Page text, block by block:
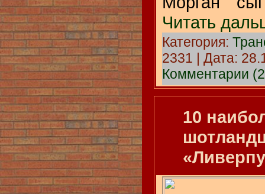
Читать
Категория:
2331 | Дата:
Комментарии
10